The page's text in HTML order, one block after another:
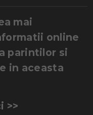
mai
online
parintilor si
in aceasta
>>